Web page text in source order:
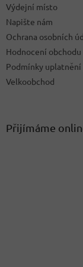
Výdejní místo
Napište nám
Ochrana osobních
Hodnocení obchodu
Podmínky uplatnění
Velkoobchod
Přijímáme